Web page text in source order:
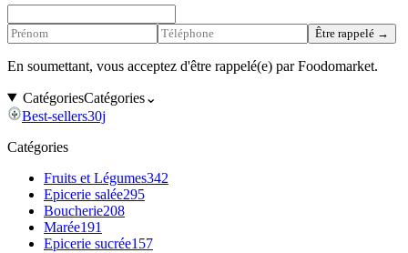
Être rappelé →
En soumettant, vous acceptez d'être rappelé(e) par Foodomarket.
CatégoriesCatégories⌄
BEST Best-sellers30j
Catégories
Fruits et Légumes342
Epicerie salée295
Boucherie208
Marée191
Epicerie sucrée157